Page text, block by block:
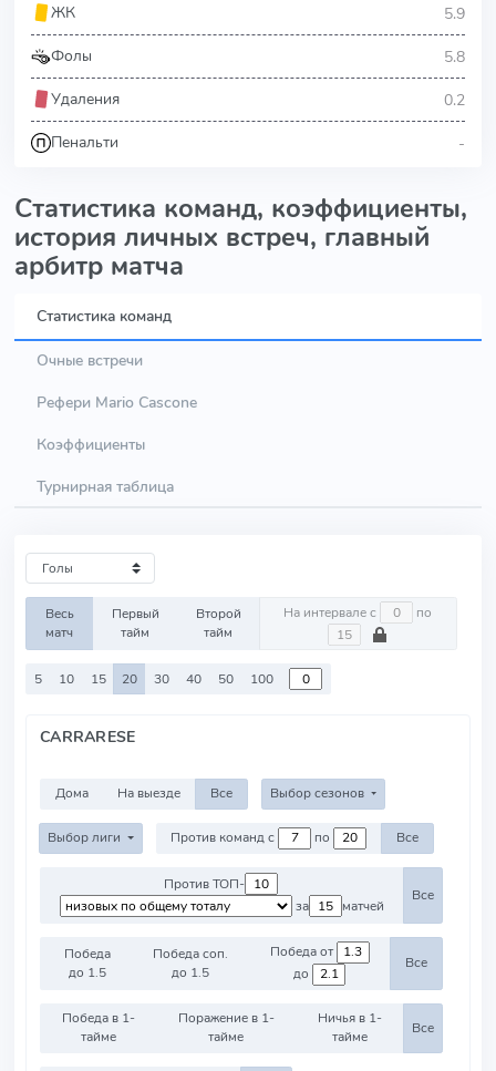
ЖК
5.9
Фолы 5.8
Удаления 0.2
Пенальти -
Статистика команд, коэффициенты,
история личных встреч, главный
арбитр матча
Статистика команд
Очные встречи
Рефери Mario Cascone
Коэффициенты
Турнирная таблица
Весь
матч
Первый
тайм
Второй
тайм
На интервале с по
5 10 15 20 30 40 50 100
CARRARESE
Дома На выезде Все Выбор сезонов
Выбор лиги Против команд с по Все
Против ТОП-
за
матчей
Все
Победа
до 1.5
Победа соп.
до 1.5
Победа от
до
Все
Победа в 1-
тайме
Поражение в 1-
тайме
Ничья в 1-
тайме
Все